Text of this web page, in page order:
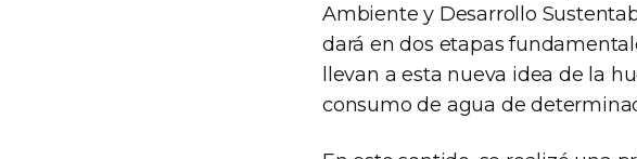
Ambiente y Desarrollo
dará en dos etapas
llevan a esta nueva idea de la
consumo de agua de